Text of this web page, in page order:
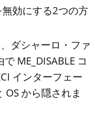
効にする2つの方
ダシャーロ・ファ
ME_DISABLE コ
インターフェー
OS から隠されま